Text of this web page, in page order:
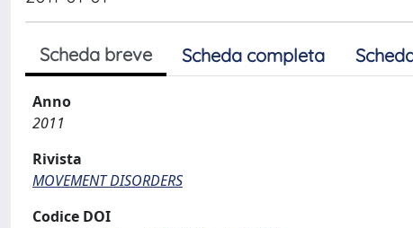
Scheda breve Scheda completa
Anno
2011
Rivista
MOVEMENT DISORDERS
Codice DOI